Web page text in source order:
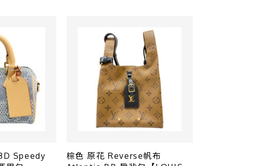
Speedy
棕色 原花 Reverse帆布